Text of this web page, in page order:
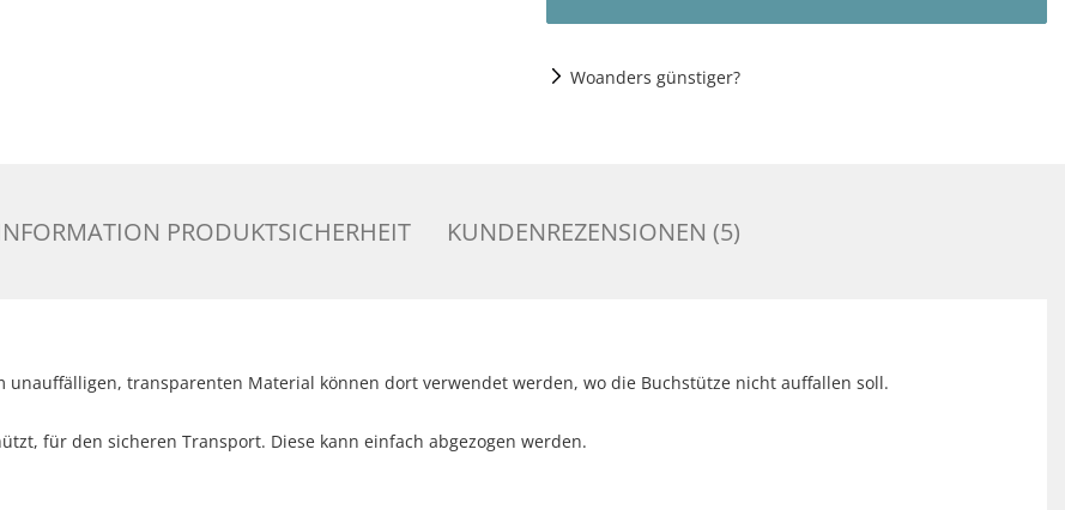
Woanders günstiger?
PRODUKTSICHERHEIT KUNDENREZENSIONEN (5)
unauffälligen, transparenten Material können dort verwendet werden, wo die Buchstütze nicht auffallen soll.
für den sicheren Transport. Diese kann einfach abgezogen werden.